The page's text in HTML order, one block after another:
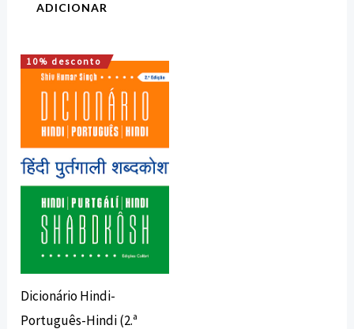
ADICIONAR
10% desconto
Dicionário Hindi-
Português-Hindi (2.ª
O
preço
original
era:
15,00 €.
O
preço
atual
13,50 €.